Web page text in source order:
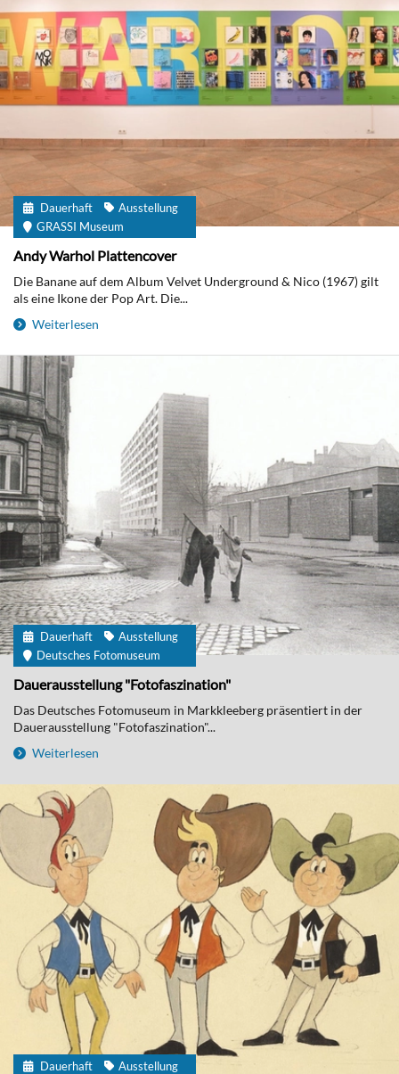
Dauerhaft
Ausstellung
GRASSI Museum
Andy Warhol Plattencover
Die Banane auf dem Album Velvet Underground & Nico (1967) gilt
als eine Ikone der Pop Art. Die...
Weiterlesen
Dauerhaft
Ausstellung
Deutsches Fotomuseum
Dauerausstellung "Fotofaszination"
Das Deutsches Fotomuseum in Markkleeberg präsentiert in der
Dauerausstellung "Fotofaszination"...
Weiterlesen
Dauerhaft
Ausstellung